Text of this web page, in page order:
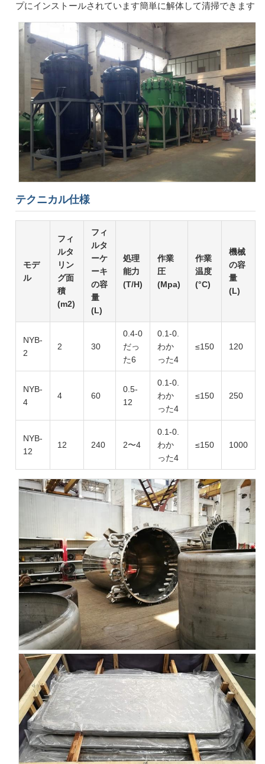
プにインストールされています簡単に解体して清掃できます
テクニカル仕様
モデ
ル
フィ
ルタ
リン
グ面
積
(m2)
フィ
ルタ
ーケ
ーキ
の容
量
(L)
処理
能力
(T/H)
作業
圧
(Mpa)
作業
温度
(°C)
機械
の容
量
(L)
NYB-
2
2 30
0.4-0
だっ
た6
0.1-0.
わか
った4
≤150 120
NYB-
4
4 60
0.5-
12
0.1-0.
わか
った4
≤150 250
NYB-
12
12 240 2〜4
0.1-0.
わか
った4
≤150 1000